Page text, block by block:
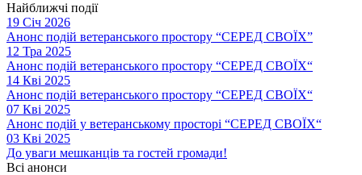
Найближчі події
19 Січ 2026
Анонс подій ветеранського простору “СЕРЕД СВОЇХ”
12 Тра 2025
Анонс подій ветеранського простору “СЕРЕД СВОЇХ“
14 Кві 2025
Анонс подій ветеранського простору “СЕРЕД СВОЇХ“
07 Кві 2025
Анонс подій у ветеранському просторі “СЕРЕД СВОЇХ“
03 Кві 2025
До уваги мешканців та гостей громади!
Всі анонси